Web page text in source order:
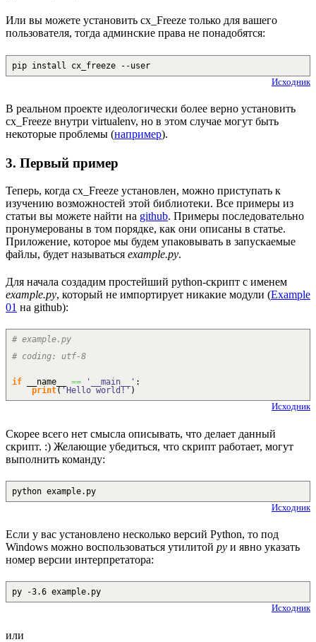
Или вы можете установить cx_Freeze только для вашего
пользователя, тогда админские права не понадобятся:
pip install cx_freeze --user
Исходник
В реальном проекте идеологически более верно установить
cx_Freeze внутри virtualenv, но в этом случае могут быть
некоторые проблемы (например).
3. Первый пример
Теперь, когда cx_Freeze установлен, можно приступать к
изучению возможностей этой библиотеки. Все примеры из
статьи вы можете найти на github. Примеры последовательно
пронумерованы в том порядке, как они описаны в статье.
Приложение, которое мы будем упаковывать в запускаемые
файлы, будет называться example.py.
Для начала создадим простейший python-скрипт с именем
example.py, который не импортирует никакие модули (Example
01 на github):
# example.py
# coding: utf-8
if __name__ == '__main__' :
print( 'Hello world!' )
Исходник
Скорее всего нет смысла описывать, что делает данный
скрипт. :) Желающие убедиться, что скрипт работает, могут
выполнить команду:
python example.py
Исходник
Если у вас установлено несколько версий Python, то под
Windows можно воспользоваться утилитой py и явно указать
номер версии интерпретатора:
py -3.6 example.py
Исходник
или